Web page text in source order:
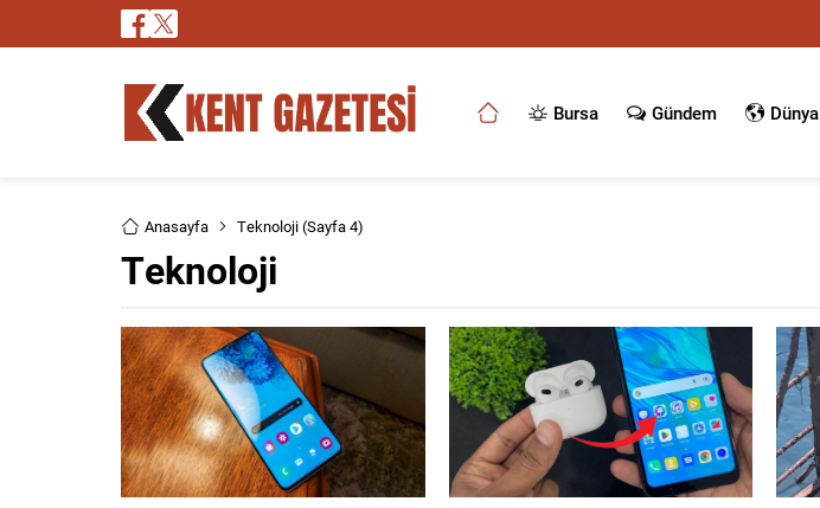
Bursa Gündem Dünya
Anasayfa Teknoloji(Sayfa 4)
Teknoloji